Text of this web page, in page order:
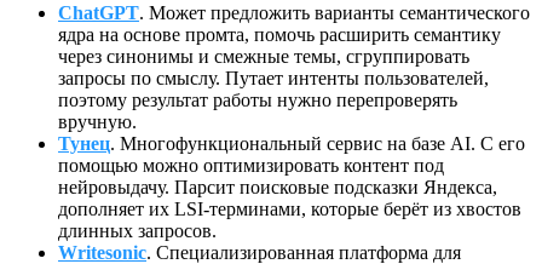
ChatGPT. Может предложить варианты семантического
ядра на основе промта, помочь расширить семантику
через синонимы и смежные темы, сгруппировать
запросы по смыслу. Путает интенты пользователей,
поэтому результат работы нужно перепроверять
вручную.
Тунец. Многофункциональный сервис на базе AI. С его
помощью можно оптимизировать контент под
нейровыдачу. Парсит поисковые подсказки Яндекса,
дополняет их LSI-терминами, которые берёт из хвостов
длинных запросов.
Writesonic. Специализированная платформа для